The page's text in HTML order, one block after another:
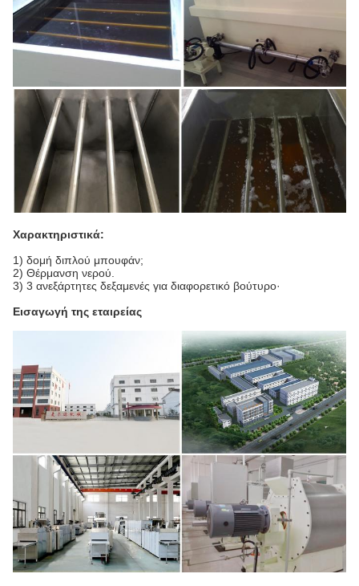
Χαρακτηριστικά:
1) δομή διπλού μπουφάν;
2) Θέρμανση νερού.
3) 3 ανεξάρτητες δεξαμενές για διαφορετικό βούτυρο·
Εισαγωγή της εταιρείας